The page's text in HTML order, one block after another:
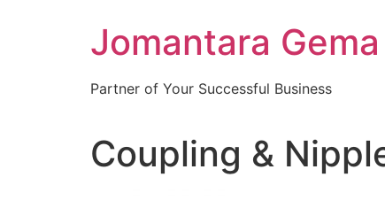
Jomantara
Partner of Your Successful Business
Coupling &